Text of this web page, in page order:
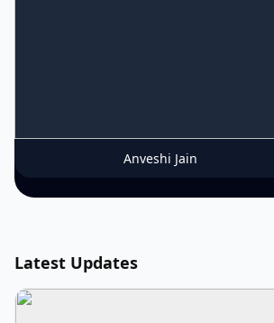
Anveshi Jain
Latest Updates